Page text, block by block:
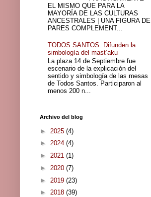
EL MISMO QUE PARA LA
MAYORÍA DE LAS CULTURAS
ANCESTRALES | UNA FIGURA DE
PARES COMPLEMENT...
TODOS SANTOS. Difunden la
simbología del mast’aku
La plaza 14 de Septiembre fue
escenario de la explicación del
sentido y simbología de las mesas
de Todos Santos. Participaron al
menos 200 n...
Archivo del blog
► 2025 (4)
► 2024 (4)
► 2021 (1)
► 2020 (7)
► 2019 (23)
► 2018 (39)